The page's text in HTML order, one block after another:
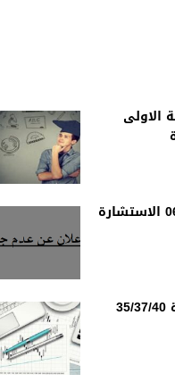
الاولى
اعلان عدم حدوى الحصص 01 -04-06 الاستشارة
اعلان عن المنح المؤقت للاستشارة 35/37/40